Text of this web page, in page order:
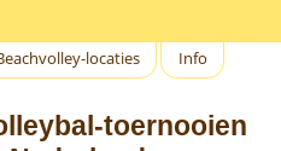
locaties Info
toernooien